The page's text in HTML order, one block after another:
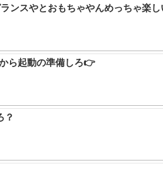
ンスやとおもちゃやんめっちゃ楽し
ら起動の準備しろ👉
？